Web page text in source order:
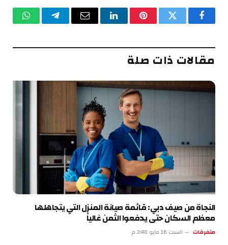
فيسبوكتويتر بينتيريستلينكدإنالبريد تيلقرام
مقالات ذات صلة
النجاة من صيف دبي: قائمة صيانة المنزل التي يتجاهلها
معظم السكان حتى يدفعوا الثمن غالياً
متفرقات السبت 16 مايو 3:40 م